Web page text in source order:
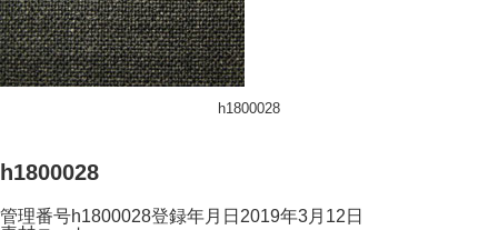
h1800028
h1800028
管理番号h1800028登録年月日 2019年3月12日